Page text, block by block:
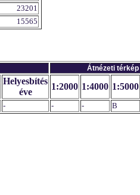
23201
15565
Átnézeti térkép
Helyesbítés
éve
1:2000 1:4000 1:5000
- - - B